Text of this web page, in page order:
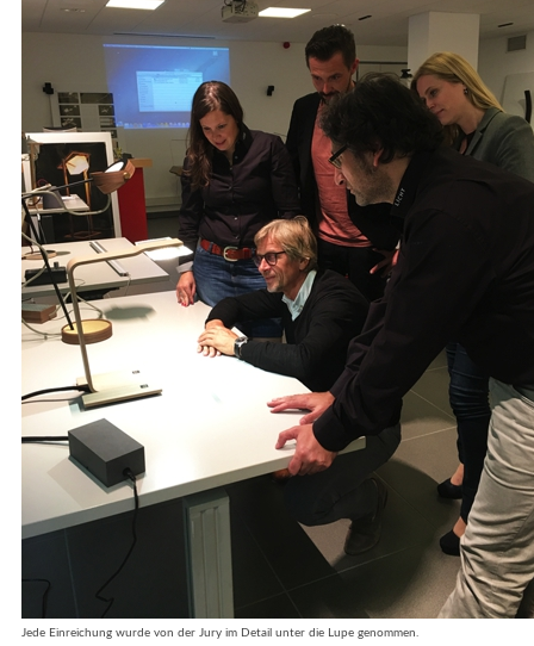
Jede Einreichung wurde von der Jury im Detail unter die Lupe genommen.